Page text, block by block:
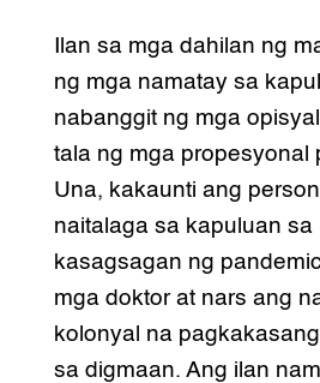
Ilan sa mga dahilan ng
ng mga namatay sa
nabanggit ng mga
tala ng mga propesyonal
Una, kakaunti ang
naitalaga sa kapuluan sa
kasagsagan ng
mga doktor at nars ang
kolonyal na
sa digmaan. Ang ilan